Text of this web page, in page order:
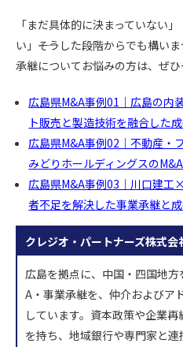
「まだ具体的に決まっていない
い」――そうした段階からでも構い
承継についてお悩みの方は、ぜひ
広島県M&A事例01｜広島の内
ト販売と製造技術を融合した
広島県M&A事例02｜不動産・
みどりホールディングスの
広島県M&A事例03｜川口建工
者不足を解決した事業承継と
クレジオ・パートナーズ株式会
広島を拠点に、中国・四国地
A・事業承継を、仲介およびア
しています。資本政策や企業
を持ち、地域銀行や専門家と